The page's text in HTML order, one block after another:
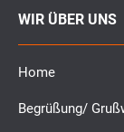
WIR ÜBER UNS
Home
Begrüßung/